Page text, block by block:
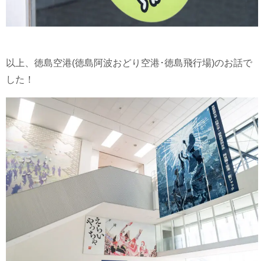
以上、徳島空港(徳島阿波おどり空港･徳島飛行場)のお話で
した！